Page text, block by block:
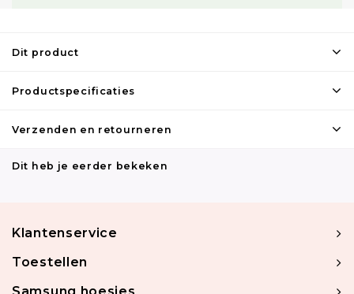
Dit product
Productspecificaties
Verzenden en retourneren
Dit heb je eerder bekeken
Klantenservice
Toestellen